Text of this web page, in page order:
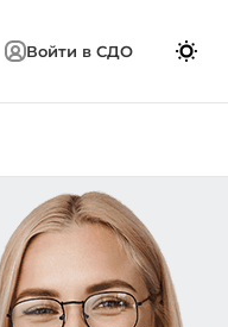
Войти в СДО